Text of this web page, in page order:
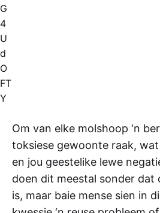
G
4
U
d
O
FT
Y
Om van elke molshoop ‘n
toksiese gewoonte raak,
en jou geestelike lewe
doen dit meestal sonder dat
is, maar baie mense sien in